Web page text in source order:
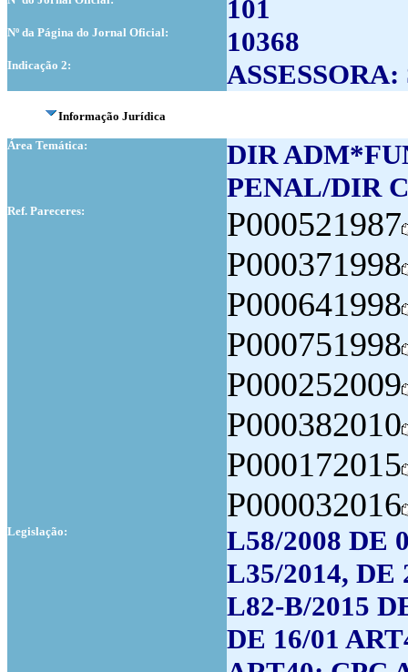
101
Nº da Página do Jornal Oficial: 10368
Indicação 2:
Informação Jurídica
Área Temática:
DIR
PENAL/DIR
Ref. Pareceres:
P000521987
P000371998
P000641998
P000751998
P000252009
P000382010
P000172015
P000032016
Legislação:
L58/2008 DE
L35/2014, DE
L82-B/2015
DE 16/01